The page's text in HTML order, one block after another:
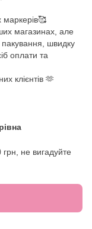
магазинах, але
пакування, швидку
оплати та
клієнтів 🫶
не вигадуйте